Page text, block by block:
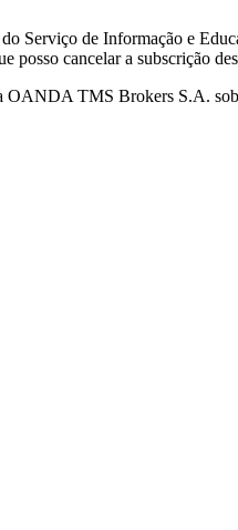
do Serviço de Informação e
posso cancelar a subscrição
TMS Brokers S.A.